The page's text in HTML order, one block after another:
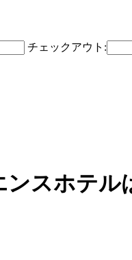
チェックアウト:
スホテル